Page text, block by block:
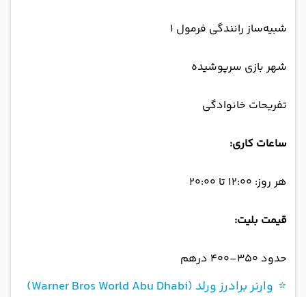
شبیه‌ساز رانندگی فرمول ۱
شهر بازی سرپوشیده
تفریحات خانوادگی
ساعات کاری:
هر روز: ۱۲:۰۰ تا ۲۰:۰۰
قیمت بلیت:
حدود ۳۵۰–۴۰۰ درهم
⭐ وارنر برادرز ورلد (Warner Bros World Abu Dhabi)